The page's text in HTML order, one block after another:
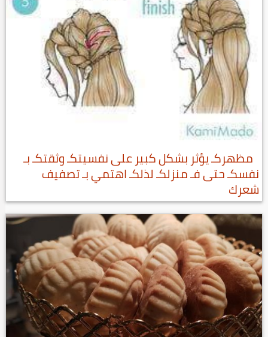
مظهركـ يؤثر بشكل كبير على نفسيتكـ وثقتكـ بـ
نفسكـ حتى فـ منزلكـ لذلكـ اهتمي بـ تصفيف
شعرك